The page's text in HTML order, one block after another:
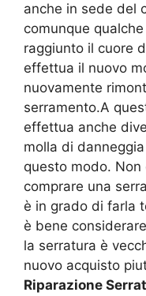
anche in sede del
comunque
raggiunto il cuore
effettua il nuovo
nuovamente
serramento.A
effettua anche
molla di
questo modo.
comprare una
è in grado di farla
è bene
la serratura è
nuovo acquisto
Riparazione